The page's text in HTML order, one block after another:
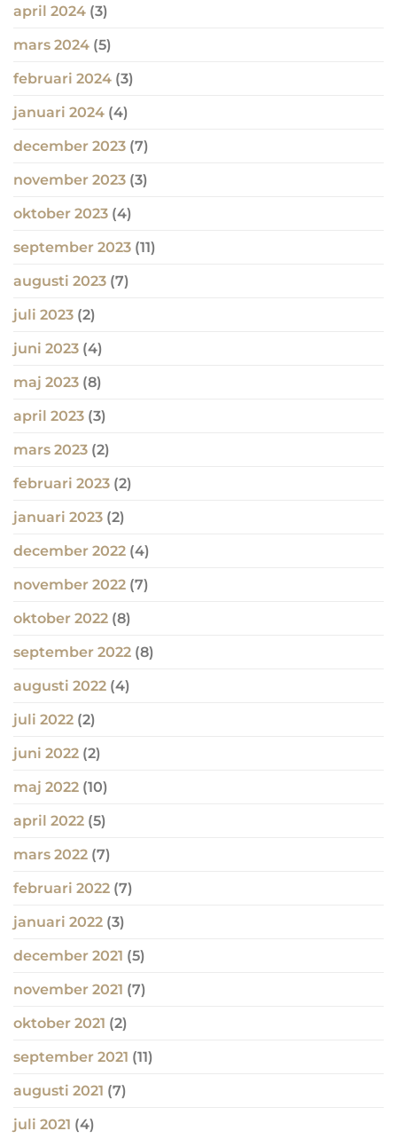
april 2024 (3)
mars 2024 (5)
februari 2024 (3)
januari 2024 (4)
december 2023 (7)
november 2023 (3)
oktober 2023 (4)
september 2023 (11)
augusti 2023 (7)
juli 2023 (2)
juni 2023 (4)
maj 2023 (8)
april 2023 (3)
mars 2023 (2)
februari 2023 (2)
januari 2023 (2)
december 2022 (4)
november 2022 (7)
oktober 2022 (8)
september 2022 (8)
augusti 2022 (4)
juli 2022 (2)
juni 2022 (2)
maj 2022 (10)
april 2022 (5)
mars 2022 (7)
februari 2022 (7)
januari 2022 (3)
december 2021 (5)
november 2021 (7)
oktober 2021 (2)
september 2021 (11)
augusti 2021 (7)
juli 2021 (4)